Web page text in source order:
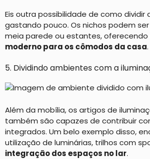
Eis outra possibilidade de como dividir
gastando pouco. Os nichos podem
meia parede ou estantes, oferecendo
moderno para os cômodos da casa.
5. Dividindo ambientes com a
Além da mobília, os artigos de
também são capazes de contribuir
integrados. Um belo exemplo disso,
utilização de luminárias, trilhos com
integração dos espaços no lar.